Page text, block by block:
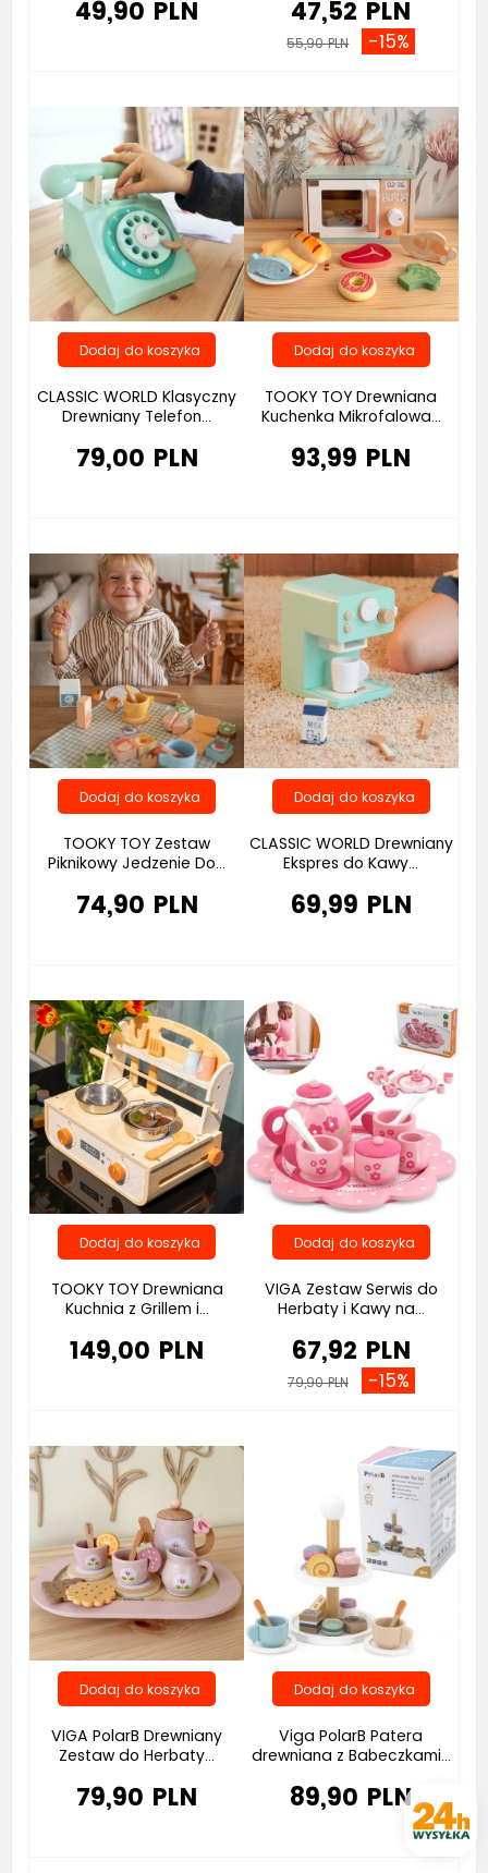
49,90 PLN 47,52 PLN
55,90 PLN -15%
CLASSIC WORLD Klasyczny
Drewniany Telefon...
79,00 PLN
TOOKY TOY Drewniana
Kuchenka Mikrofalowa...
93,99 PLN
TOOKY TOY Zestaw
Piknikowy Jedzenie Do...
74,90 PLN
CLASSIC WORLD Drewniany
Ekspres do Kawy...
69,99 PLN
TOOKY TOY Drewniana
Kuchnia z Grillem i...
149,00 PLN
VIGA Zestaw Serwis do
Herbaty i Kawy na...
67,92 PLN
79,90 PLN -15%
VIGA PolarB Drewniany
Zestaw do Herbaty...
79,90 PLN
Viga PolarB Patera
drewniana z Babeczkami...
89,90 PLN